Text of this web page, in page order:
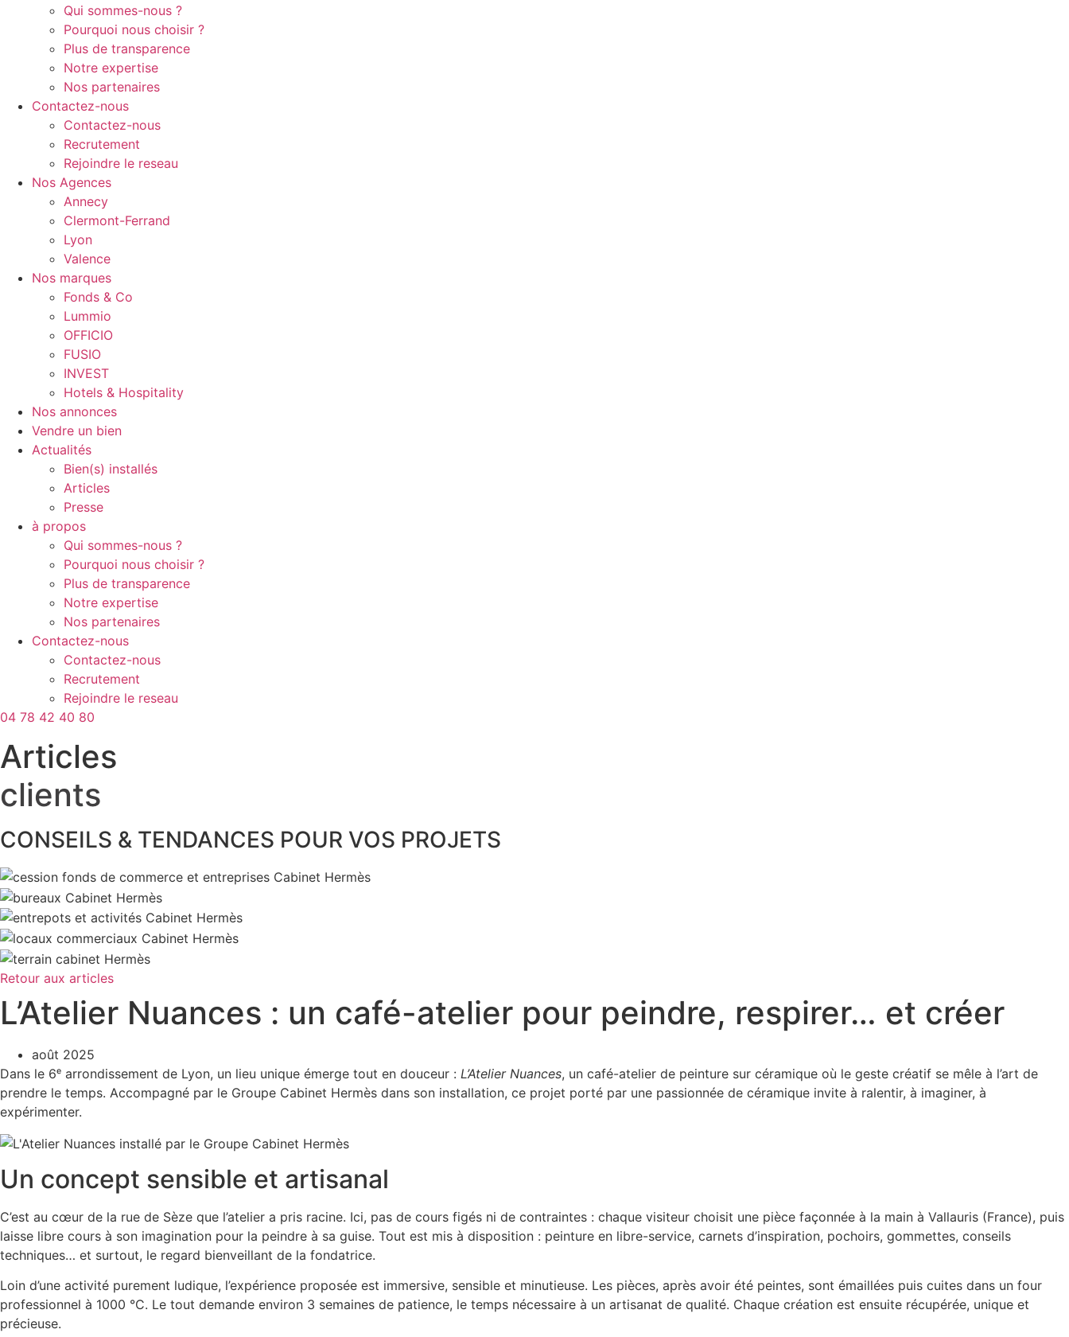
Qui sommes-nous ?
Pourquoi nous choisir ?
Plus de transparence
Notre expertise
Nos partenaires
Contactez-nous
Contactez-nous
Recrutement
Rejoindre le reseau
Nos Agences
Annecy
Clermont-Ferrand
Lyon
Valence
Nos marques
Fonds & Co
Lummio
OFFICIO
FUSIO
INVEST
Hotels & Hospitality
Nos annonces
Vendre un bien
Actualités
Bien(s) installés
Articles
Presse
à propos
Qui sommes-nous ?
Pourquoi nous choisir ?
Plus de transparence
Notre expertise
Nos partenaires
Contactez-nous
Contactez-nous
Recrutement
Rejoindre le reseau
04 78 42 40 80
Articles
clients
CONSEILS & TENDANCES POUR VOS PROJETS
Retour aux articles
L’Atelier Nuances : un café-atelier pour peindre, respirer… et créer
août 2025
Dans le 6ᵉ arrondissement de Lyon, un lieu unique émerge tout en douceur : L’Atelier Nuances, un café-atelier de peinture sur céramique où le geste créatif se mêle à l’art de
prendre le temps. Accompagné par le Groupe Cabinet Hermès dans son installation, ce projet porté par une passionnée de céramique invite à ralentir, à imaginer, à
expérimenter.
Un concept sensible et artisanal
C’est au cœur de la rue de Sèze que l’atelier a pris racine. Ici, pas de cours figés ni de contraintes : chaque visiteur choisit une pièce façonnée à la main à Vallauris (France), puis
laisse libre cours à son imagination pour la peindre à sa guise. Tout est mis à disposition : peinture en libre-service, carnets d’inspiration, pochoirs, gommettes, conseils
techniques… et surtout, le regard bienveillant de la fondatrice.
Loin d’une activité purement ludique, l’expérience proposée est immersive, sensible et minutieuse. Les pièces, après avoir été peintes, sont émaillées puis cuites dans un four
professionnel à 1000 °C. Le tout demande environ 3 semaines de patience, le temps nécessaire à un artisanat de qualité. Chaque création est ensuite récupérée, unique et
précieuse.